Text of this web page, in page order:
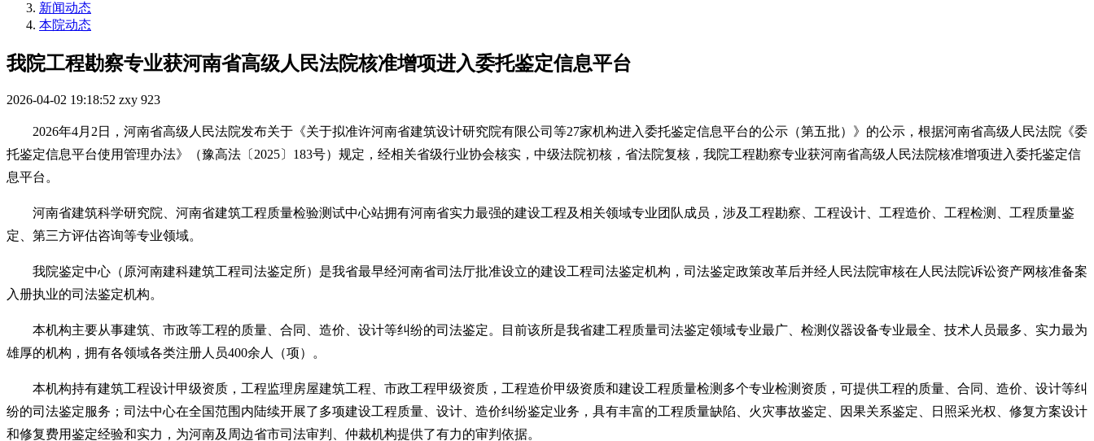
新闻动态
本院动态
我院工程勘察专业获河南省高级人民法院核准增项进入委托鉴定信息平台
2026-04-02 19:18:52 zxy 923
2026年4月2日，河南省高级人民法院发布关于《关于拟准许河南省建筑设计研究院有限公司等27家机构进入委托鉴定信息平台的公示（第五批）》的公示，根据河南省高级人民法院《委
托鉴定信息平台使用管理办法》（豫高法〔2025〕183号）规定，经相关省级行业协会核实，中级法院初核，省法院复核，我院工程勘察专业获河南省高级人民法院核准增项进入委托鉴定信
息平台。
河南省建筑科学研究院、河南省建筑工程质量检验测试中心站拥有河南省实力最强的建设工程及相关领域专业团队成员，涉及工程勘察、工程设计、工程造价、工程检测、工程质量鉴
定、第三方评估咨询等专业领域。
我院鉴定中心（原河南建科建筑工程司法鉴定所）是我省最早经河南省司法厅批准设立的建设工程司法鉴定机构，司法鉴定政策改革后并经人民法院审核在人民法院诉讼资产网核准备案
入册执业的司法鉴定机构。
本机构主要从事建筑、市政等工程的质量、合同、造价、设计等纠纷的司法鉴定。目前该所是我省建工程质量司法鉴定领域专业最广、检测仪器设备专业最全、技术人员最多、实力最为
雄厚的机构，拥有各领域各类注册人员400余人（项）。
本机构持有建筑工程设计甲级资质，工程监理房屋建筑工程、市政工程甲级资质，工程造价甲级资质和建设工程质量检测多个专业检测资质，可提供工程的质量、合同、造价、设计等纠
纷的司法鉴定服务；司法中心在全国范围内陆续开展了多项建设工程质量、设计、造价纠纷鉴定业务，具有丰富的工程质量缺陷、火灾事故鉴定、因果关系鉴定、日照采光权、修复方案设计
和修复费用鉴定经验和实力，为河南及周边省市司法审判、仲裁机构提供了有力的审判依据。